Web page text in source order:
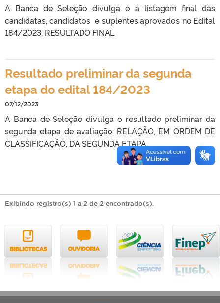
A Banca de Seleção divulga o a listagem final das
candidatas, candidatos e suplentes aprovados no Edital
184/2023. RESULTADO FINAL
Resultado preliminar da segunda
etapa do edital 184/2023
07/12/2023
A Banca de Seleção divulga o resultado preliminar da
segunda etapa de avaliação: RELAÇÃO, EM ORDEM DE
CLASSIFICAÇÃO, DA SEGUNDA ETAPA
Exibindo registro(s) 1 a 2 de 2 encontrado(s).